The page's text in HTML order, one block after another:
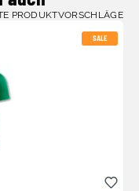
PRODUKTVORSCHLÄGE
SALE